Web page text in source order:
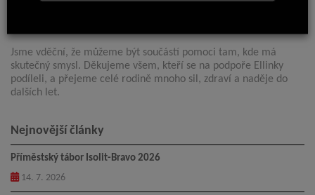
neurorehabilitaci. Delfinoterapie zůstává jednou z klíčových
Jsme vděční, že můžeme být součástí pomoci tam, kde má
skutečný smysl. Děkujeme všem, kteří se na podpoře Ellinky
podíleli, a přejeme celé rodině mnoho sil, zdraví a naděje do
dalších let.
Nejnovější články
Příměstský tábor Isolit-Bravo 2026
14. 7. 2026